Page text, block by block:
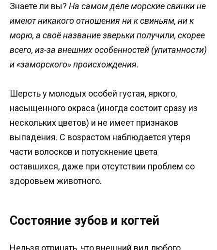
Знаете ли вы? На самом деле морские свинки не
имеют никакого отношения ни к свиньям, ни к
морю, а своё название зверьки получили, скорее
всего, из-за внешних особенностей (упитанности)
и «заморского» происхождения.
Шерсть у молодых особей густая, яркого,
насыщенного окраса (иногда состоит сразу из
нескольких цветов) и не имеет признаков
выпадения. С возрастом наблюдается утеря
части волосков и потускнение цвета
оставшихся, даже при отсутствии проблем со
здоровьем животного.
Состояние зубов и когтей
Нельзя отрицать, что внешний вид любого